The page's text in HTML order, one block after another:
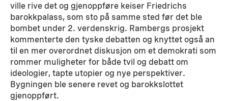
ville rive det og gjenoppføre keiser Friedrichs
barokkpalass, som sto på samme sted før det ble
bombet under 2. verdenskrig. Rambergs prosjekt
kommenterte den tyske debatten og knyttet også an
til en mer overordnet diskusjon om et demokrati som
rommer muligheter for både tvil og debatt om
ideologier, tapte utopier og nye perspektiver.
Bygningen ble senere revet og barokkslottet
gjenoppført.